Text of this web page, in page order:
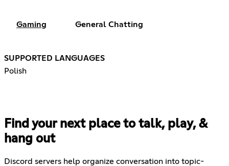
Gaming General Chatting
SUPPORTED LANGUAGES
Polish
Find your next place to talk, play, &
hang out
Discord servers help organize conversation into topic-